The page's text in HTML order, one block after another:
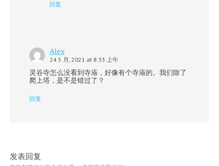
回复
Alex
24 5 月, 2021 at 8:33 上午
灵谷寺怎么没看到寺庙，好像有个寺庙的。我们除了
爬上塔，是不是错过了？
回复
发表回复